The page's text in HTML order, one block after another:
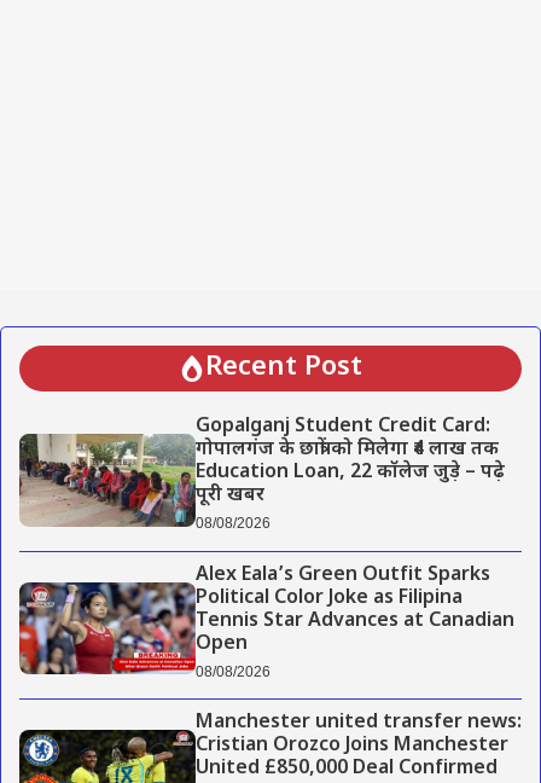
Recent Post
Gopalganj Student Credit Card:
गोपालगंज के छात्रों को मिलेगा ₹4 लाख तक
Education Loan, 22 कॉलेज जुड़े – पढ़े
पूरी खबर
08/08/2026
Alex Eala’s Green Outfit Sparks
Political Color Joke as Filipina
Tennis Star Advances at Canadian
Open
08/08/2026
Manchester united transfer news:
Cristian Orozco Joins Manchester
United £850,000 Deal Confirmed